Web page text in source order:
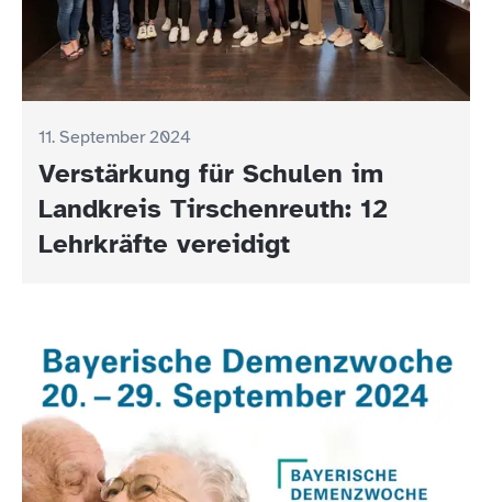
11. September 2024
Verstärkung für Schulen im
Landkreis Tirschenreuth: 12
Lehrkräfte vereidigt